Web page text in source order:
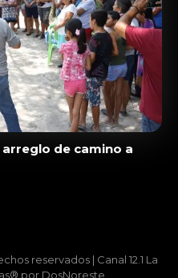
de camino a
reservados | Canal 12.1 La
por DosNoreste